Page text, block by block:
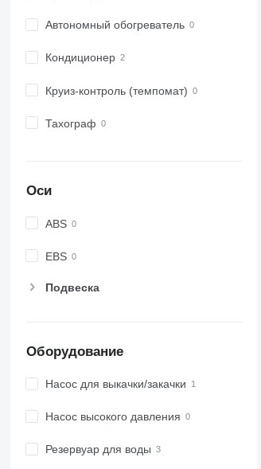
Автономный обогреватель
Кондиционер
Круиз-контроль (темпомат)
Тахограф
Оси
ABS
EBS
Подвеска
Оборудование
Насос для выкачки/закачки
Насос высокого давления
Резервуар для воды